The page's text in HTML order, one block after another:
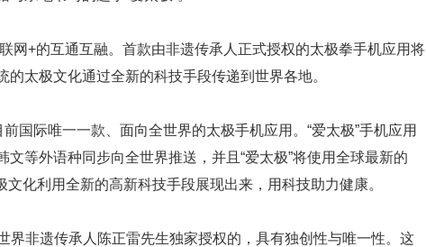
网+的互通互融。首款由非遗传承人正式授权的太极拳手机应用将
的太极文化通过全新的科技手段传递到世界各地。
前国际唯一一款、面向全世界的太极手机应用。“爱太极”手机应用
文等外语种同步向全世界推送，并且“爱太极”将使用全球最新的
化利用全新的高新科技手段展现出来，用科技助力健康。
界非遗传承人陈正雷先生独家授权的，具有独创性与唯一性。这